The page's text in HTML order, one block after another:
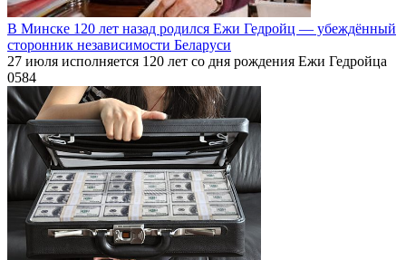
В Минске 120 лет назад родился Ежи Гедройц — убеждённый
сторонник независимости Беларуси
27 июля исполняется 120 лет со дня рождения Ежи Гедройца
0584